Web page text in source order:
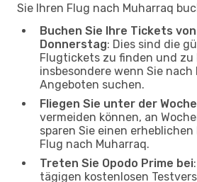
Sie Ihren Flug nach Muharraq
Buchen Sie Ihre Tickets
Donnerstag: Dies sind die
Flugtickets zu finden und zu
insbesondere wenn Sie
Angeboten suchen.
Fliegen Sie unter der Woche
vermeiden können, an
sparen Sie einen
Flug nach Muharraq.
Treten Sie Opodo Prime bei
tägigen kostenlosen